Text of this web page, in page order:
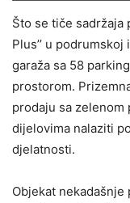
Što se tiče
Plus’’ u
garaža sa 58
prostorom.
prodaju sa zelenom
dijelovima nalaziti
djelatnosti.
Objekat